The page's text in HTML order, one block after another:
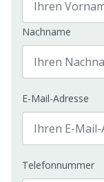
Nachname
E-Mail-Adresse
Telefonnummer